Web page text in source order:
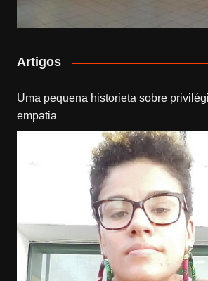
Artigos
Uma pequena historieta sobre
empatia